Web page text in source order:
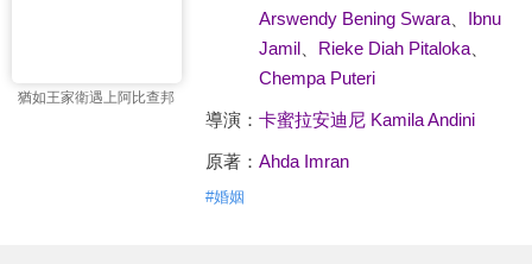
猶如王家衛遇上阿比查邦
Arswendy Bening Swara、 Ibnu
Jamil、 Rieke Diah Pitaloka、
Chempa Puteri
導演： 卡蜜拉安迪尼 Kamila Andini
原著： Ahda Imran
#婚姻